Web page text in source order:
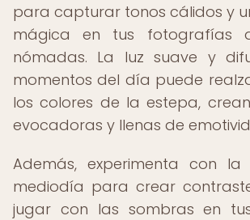
para capturar tonos cálidos y
mágica en tus fotografías
nómadas. La luz suave y
momentos del día puede
los colores de la estepa,
evocadoras y llenas de
Además, experimenta con
mediodía para crear
jugar con las sombras en